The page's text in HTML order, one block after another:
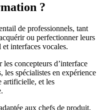
?
de professionnels, tant
ou perfectionner leurs
interfaces vocales.
concepteurs d’interface
les spécialistes en expérience
artificielle, et les
aux chefs de produit,